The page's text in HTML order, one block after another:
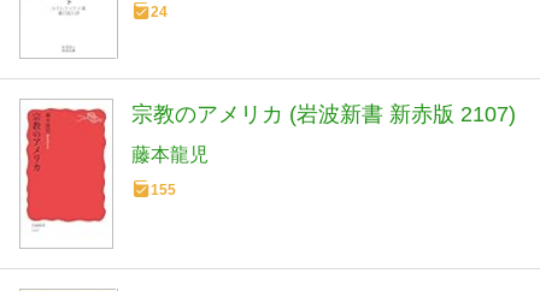
24
宗教のアメリカ (岩波新書 新赤版 2107)
藤本龍児
155